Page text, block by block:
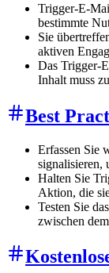
Trigger-E-
bestimmte
Sie
aktiven
Das Trigger-
Inhalt muss
Best
Erfassen Sie
signalisieren,
Halten Sie
Aktion, die
Testen Sie
zwischen